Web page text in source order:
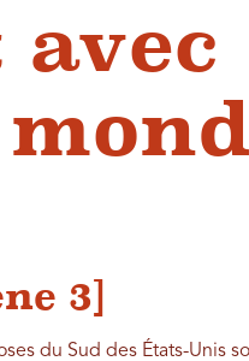
3]
du Sud des États-Unis